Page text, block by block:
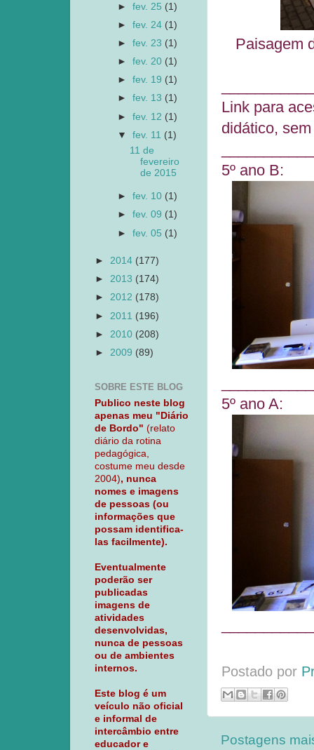
Paisagem
Link para
didático,
5º ano B:
5º ano A:
Postado por
Postagens
►fev. 25 (1)
►fev. 24 (1)
►fev. 23 (1)
►fev. 20 (1)
►fev. 19 (1)
►fev. 13 (1)
►fev. 12 (1)
▼fev. 11 (1)
11 de
fevereiro
de 2015
►fev. 10 (1)
►fev. 09 (1)
►fev. 05 (1)
► 2014 (177)
► 2013 (174)
► 2012 (178)
► 2011 (196)
► 2010 (208)
► 2009 (89)
SOBRE ESTE BLOG
Publico neste blog
apenas meu "Diário
de Bordo" (relato
diário da rotina
pedagógica,
costume meu desde
2004), nunca
nomes e imagens
de pessoas (ou
informações que
possam identifica-
las facilmente).
Eventualmente
poderão ser
publicadas
imagens de
atividades
desenvolvidas,
nunca de pessoas
ou de ambientes
internos.
Este blog é um
veículo não oficial
e informal de
intercâmbio entre
educador e